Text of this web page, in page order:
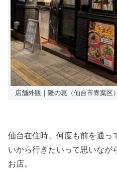
店舗外観｜隆の恵（仙台市青葉区）
仙台在住時、何度も前を通っ
いから行きたいって思いなが
お店。